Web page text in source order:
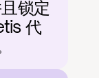
锁定
代